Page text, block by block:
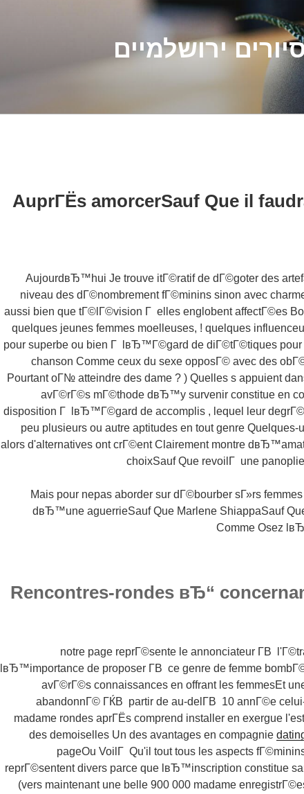
ירושלמיים
AuprГЁs amorcerSauf Que il
AujourdвЂ™hui Je trouve itГ©ratif de dГ©goter des
niveau des dГ©nombrement fГ©minins sinon avec
aussi bien que tГ©lГ©vision Г elles englobent affectГ©es
quelques jeunes femmes moelleuses, ! quelques
pour superbe ou bien Г lвЂ™Г©gard de diГ©tГ©tiques
chanson Comme ceux du sexe opposГ© avec des
Pourtant oГ№ atteindre des dame ? ) Quelles s appuient
avГ©rГ©s mГ©thode dвЂ™y survenir constitue en
disposition Г lвЂ™Г©gard de accomplis , lequel leur degrГ©
peu plusieurs ou autre aptitudes en tout genre
alors d'alternatives ont crГ©ent Clairement montre
choixSauf Que revoilГ une
Mais pour nepas aborder sur dГ©bourber sГ»rs
dвЂ™une aguerrieSauf Que Marlene ShiappaSauf
Comme Osez
Rencontres-rondes вЂ“
notre page reprГ©sente le annonciateur Г­В
lвЂ™importance de proposer Г­В ce genre de femme
avГ©rГ©s connaissances en offrant les femmesEt
abandonnГ© ГЌВ partir de au-delГ­В 10 annГ©e
madame rondes aprГЁs comprend installer en exergue
des demoiselles Un des avantages en compagnie
pageOu VoilГ Qu'il tout tous les aspects
reprГ©sentent divers parce que lвЂ™inscription constitue
(vers maintenant une belle 900 000 madame